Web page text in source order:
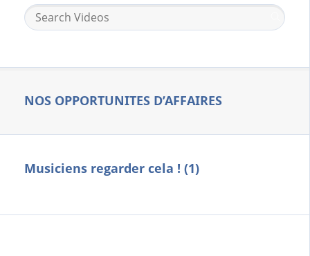
NOS OPPORTUNITES D’AFFAIRES
Musiciens regarder cela ! (1)